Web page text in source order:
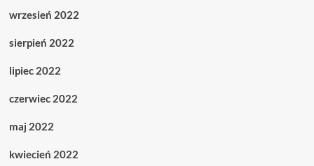
wrzesień 2022
sierpień 2022
lipiec 2022
czerwiec 2022
maj 2022
kwiecień 2022